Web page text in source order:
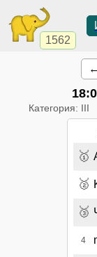
1562
←
Категория: III
🥇
🥈
🥉
4